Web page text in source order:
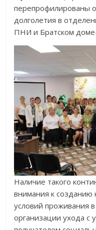
перепрофилированы
долголетия в
ПНИ и Братском
Наличие такого
внимания к
условий проживания
организации ухода с